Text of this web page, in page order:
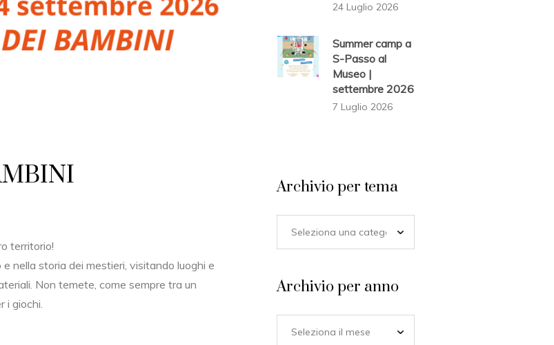
territorio!
nella storia dei mestieri, visitando luoghi e
Non temete, come sempre tra un
i giochi.
24 Luglio 2026
Summer camp a
S-Passo al
Museo |
settembre 2026
7 Luglio 2026
Archivio per tema
Archivio per anno